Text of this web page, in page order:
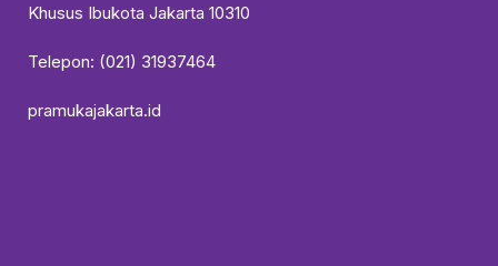
Khusus Ibukota Jakarta 10310
Telepon: (021) 31937464
pramukajakarta.id